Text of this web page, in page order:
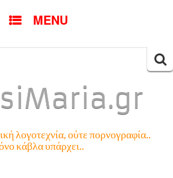
MENU
λογοτεχνία, ούτε πορνογραφία..
κάβλα υπάρχει..